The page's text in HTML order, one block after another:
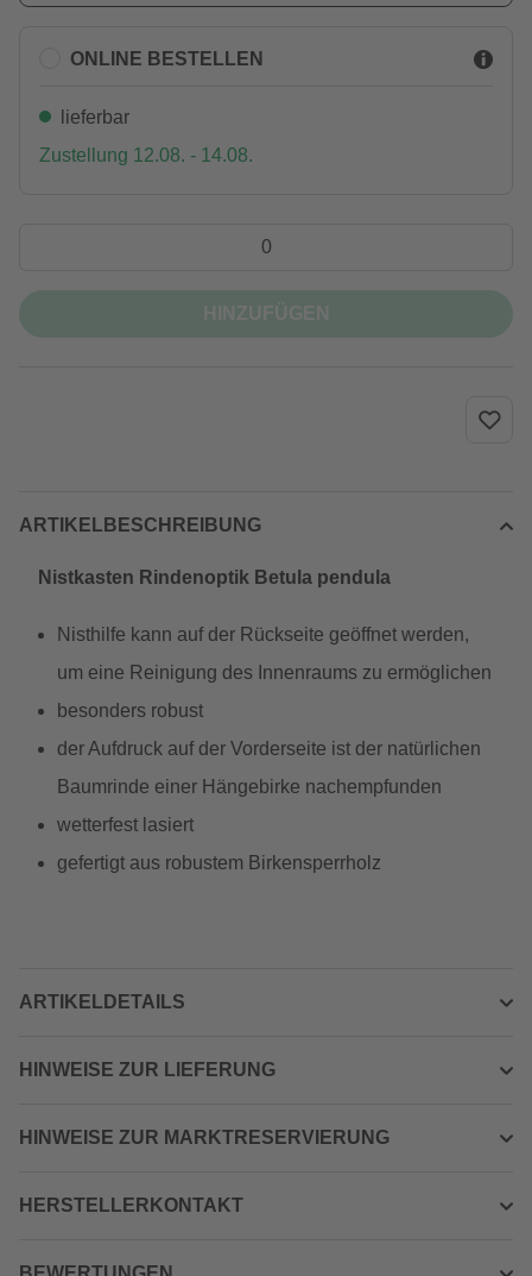
ONLINE BESTELLEN
lieferbar
Zustellung 12.08. - 14.08.
ARTIKELBESCHREIBUNG
Nistkasten Rindenoptik Betula pendula
Nisthilfe kann auf der Rückseite geöffnet werden,
um eine Reinigung des Innenraums zu ermöglichen
besonders robust
der Aufdruck auf der Vorderseite ist der natürlichen
Baumrinde einer Hängebirke nachempfunden
wetterfest lasiert
gefertigt aus robustem Birkensperrholz
ARTIKELDETAILS
HINWEISE ZUR LIEFERUNG
HINWEISE ZUR MARKTRESERVIERUNG
HERSTELLERKONTAKT